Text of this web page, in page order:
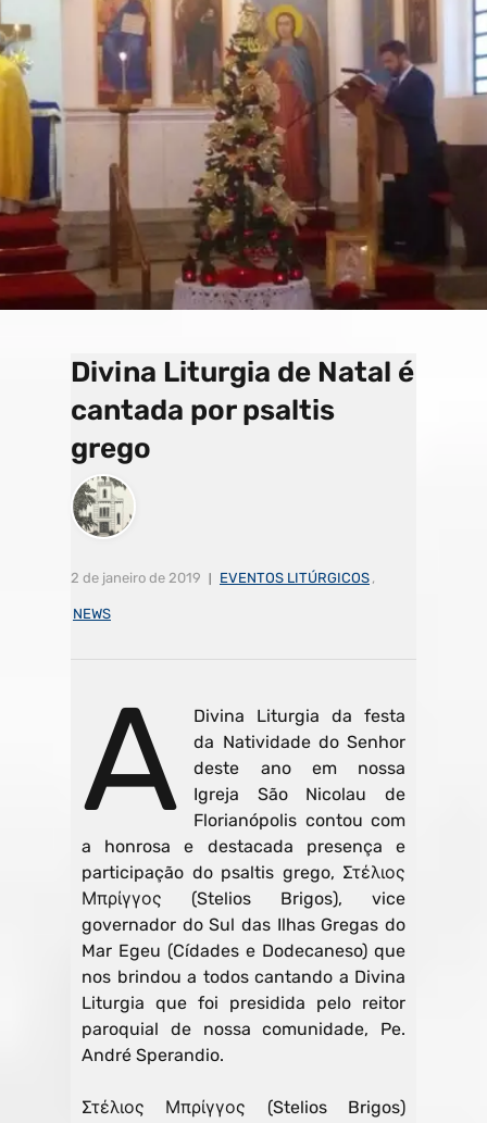
k
p
s
C
h
a
n
n
el
Divina Liturgia de Natal é
cantada por psaltis
grego
2 de janeiro de 2019 EVENTOS LITÚRGICOS ,
NEWS
A
Divina Liturgia da festa
da Natividade do Senhor
deste ano em nossa
Igreja São Nicolau de
Florianópolis contou com
a honrosa e destacada presença e
participação do psaltis grego, Στέλιος
Μπρίγγος (Stelios Brigos), vice
governador do Sul das Ilhas Gregas do
Mar Egeu (Cídades e Dodecaneso) que
nos brindou a todos cantando a Divina
Liturgia que foi presidida pelo reitor
paroquial de nossa comunidade, Pe.
André Sperandio.
Στέλιος Μπρίγγος (Stelios Brigos)